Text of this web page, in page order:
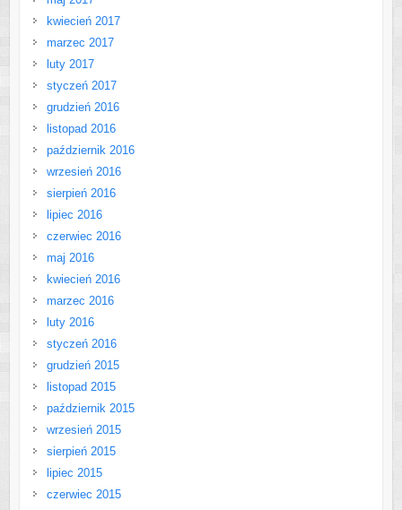
kwiecień 2017
marzec 2017
luty 2017
styczeń 2017
grudzień 2016
listopad 2016
październik 2016
wrzesień 2016
sierpień 2016
lipiec 2016
czerwiec 2016
maj 2016
kwiecień 2016
marzec 2016
luty 2016
styczeń 2016
grudzień 2015
listopad 2015
październik 2015
wrzesień 2015
sierpień 2015
lipiec 2015
czerwiec 2015